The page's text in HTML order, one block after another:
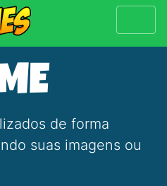
de forma
suas imagens ou